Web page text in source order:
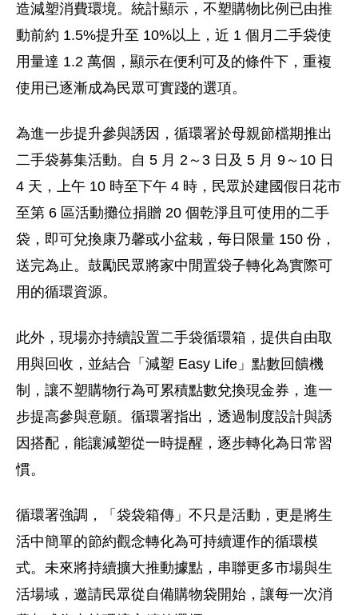
造減塑消費環境。統計顯示，不塑購物比例已由推
動前約 1.5%提升至 10%以上，近 1 個月二手袋使
用量達 1.2 萬個，顯示在便利可及的條件下，重複
使用已逐漸成為民眾可實踐的選項。
為進一步提升參與誘因，循環署於母親節檔期推出
二手袋募集活動。自 5 月 2～3 日及 5 月 9～10 日
4 天，上午 10 時至下午 4 時，民眾於建國假日花市
至第 6 區活動攤位捐贈 20 個乾淨且可使用的二手
袋，即可兌換康乃馨或小盆栽，每日限量 150 份，
送完為止。鼓勵民眾將家中閒置袋子轉化為實際可
用的循環資源。
此外，現場亦持續設置二手袋循環箱，提供自由取
用與回收，並結合「減塑 Easy Life」點數回饋機
制，讓不塑購物行為可累積點數兌換現金券，進一
步提高參與意願。循環署指出，透過制度設計與誘
因搭配，能讓減塑從一時提醒，逐步轉化為日常習
慣。
循環署強調，「袋袋箱傳」不只是活動，更是將生
活中簡單的節約觀念轉化為可持續運作的循環模
式。未來將持續擴大推動據點，串聯更多市場與生
活場域，邀請民眾從自備購物袋開始，讓每一次消